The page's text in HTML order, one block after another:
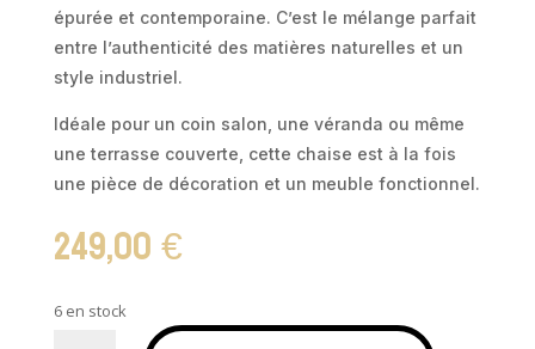
épurée et contemporaine. C’est le mélange parfait
entre l’authenticité des matières naturelles et un
style industriel.
Idéale pour un coin salon, une véranda ou même
une terrasse couverte, cette chaise est à la fois
une pièce de décoration et un meuble fonctionnel.
249,00€
6 en stock